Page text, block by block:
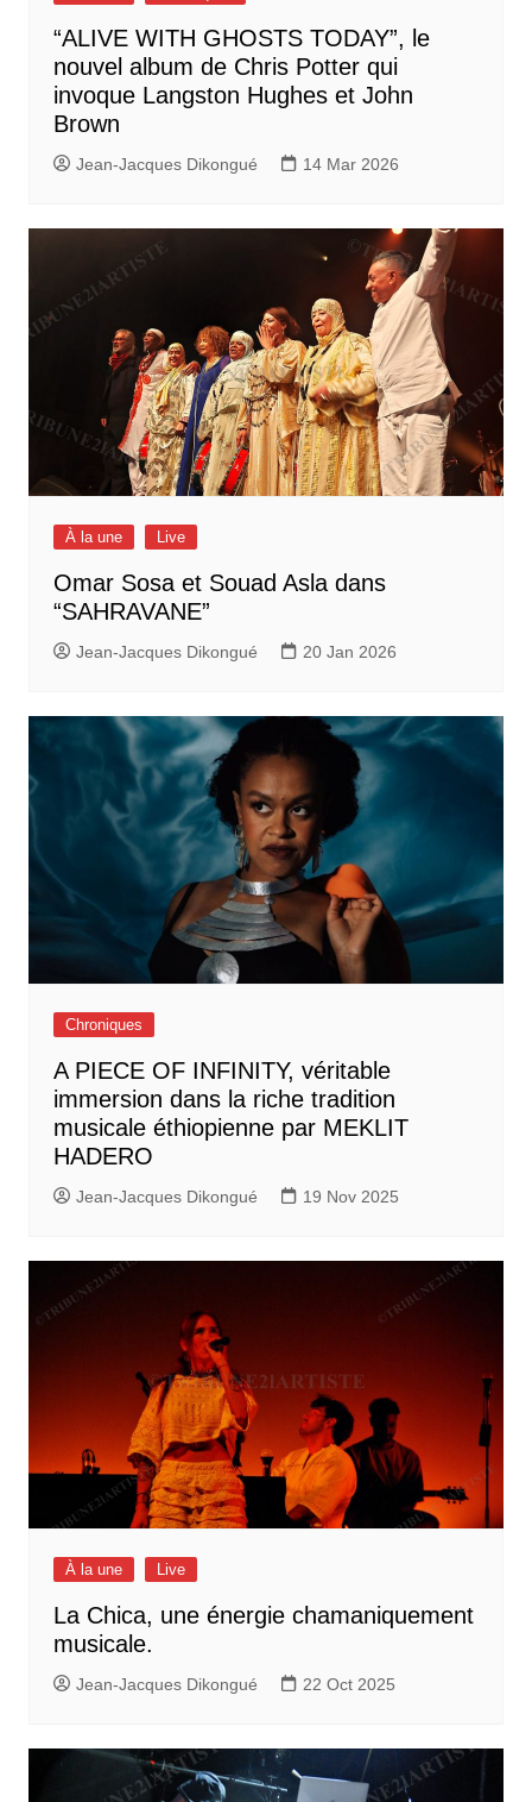
“ALIVE WITH GHOSTS TODAY”, le
nouvel album de Chris Potter qui
invoque Langston Hughes et John
Brown
Jean-Jacques Dikongué 14 Mar 2026
À la une Live
Omar Sosa et Souad Asla dans
“SAHRAVANE”
Jean-Jacques Dikongué 20 Jan 2026
Chroniques
A PIECE OF INFINITY, véritable
immersion dans la riche tradition
musicale éthiopienne par MEKLIT
HADERO
Jean-Jacques Dikongué 19 Nov 2025
À la une Live
La Chica, une énergie chamaniquement
musicale.
Jean-Jacques Dikongué 22 Oct 2025